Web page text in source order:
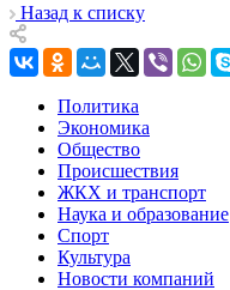
Назад к списку
Политика
Экономика
Общество
Происшествия
ЖКХ и транспорт
Наука и образование
Спорт
Культура
Новости компаний